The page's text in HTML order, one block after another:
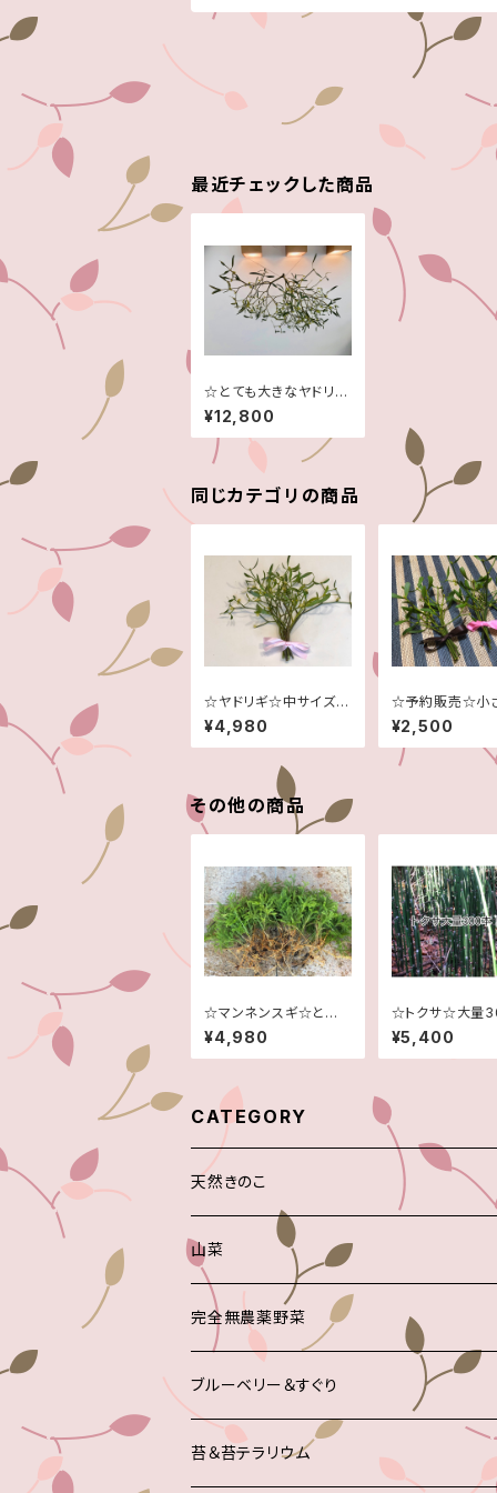
最近チェックした商品
☆とても大きなヤドリ
ギ！！☆予約販売☆１１
月～２月頃まで☆
¥12,800
同じカテゴリの商品
☆ヤドリギ☆中サイズ☆
予約販売☆１１月～２月
頃まで☆
¥4,980
☆予約販売☆小
ヤドリギ２束☆
¥2,500
その他の商品
☆マンネンスギ☆とて
も神秘的です！☆５０本
大量セット！！☆
¥4,980
☆トクサ☆大量
☆ご注文頂いて
取させて頂きま
¥5,400
CATEGORY
天然きのこ
山菜
完全無農薬野菜
ブルーベリー＆すぐり
苔＆苔テラリウム